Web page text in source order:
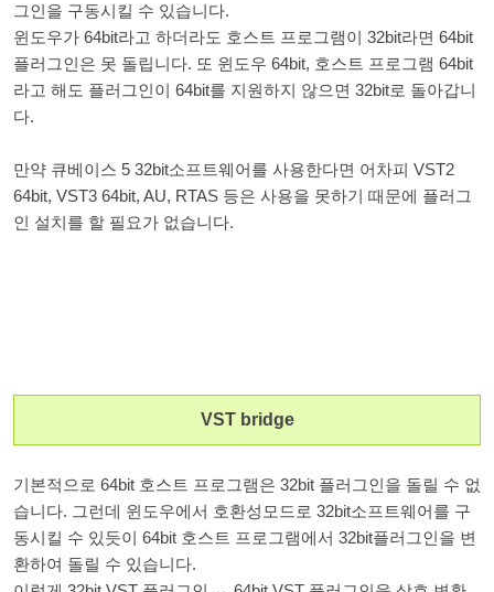
그인을 구동시킬 수 있습니다.
윈도우가 64bit라고 하더라도 호스트 프로그램이 32bit라면 64bit
플러그인은 못 돌립니다. 또 윈도우 64bit, 호스트 프로그램 64bit
라고 해도 플러그인이 64bit를 지원하지 않으면 32bit로 돌아갑니
다.
만약 큐베이스 5 32bit소프트웨어를 사용한다면 어차피 VST2
64bit, VST3 64bit, AU, RTAS 등은 사용을 못하기 때문에 플러그
인 설치를 할 필요가 없습니다.
VST bridge
기본적으로 64bit 호스트 프로그램은 32bit 플러그인을 돌릴 수 없
습니다. 그런데 윈도우에서 호환성모드로 32bit소프트웨어를 구
동시킬 수 있듯이 64bit 호스트 프로그램에서 32bit플러그인을 변
환하여 돌릴 수 있습니다.